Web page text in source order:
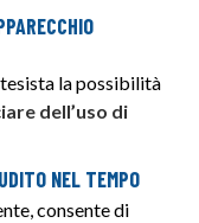
la possibilità
dell’uso di
NEL TEMPO
consente di